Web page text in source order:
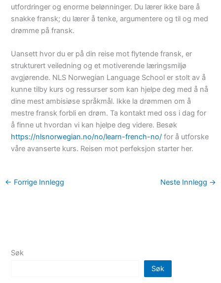
utfordringer og enorme belønninger. Du lærer ikke bare å
snakke fransk; du lærer å tenke, argumentere og til og med
drømme på fransk.
Uansett hvor du er på din reise mot flytende fransk, er
strukturert veiledning og et motiverende læringsmiljø
avgjørende. NLS Norwegian Language School er stolt av å
kunne tilby kurs og ressurser som kan hjelpe deg med å nå
dine mest ambisiøse språkmål. Ikke la drømmen om å
mestre fransk forbli en drøm. Ta kontakt med oss i dag for
å finne ut hvordan vi kan hjelpe deg videre. Besøk
https://nlsnorwegian.no/no/learn-french-no/ for å utforske
våre avanserte kurs. Reisen mot perfeksjon starter her.
← Forrige Innlegg Neste Innlegg →
Søk
Søk